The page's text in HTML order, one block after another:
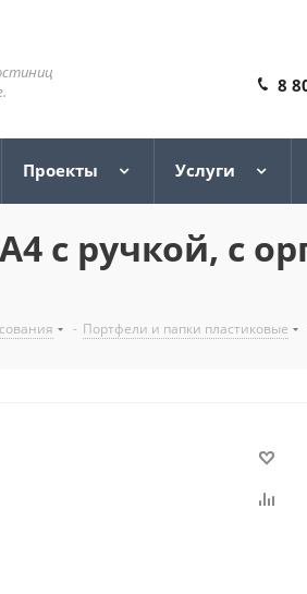
8
Проекты Услуги
с ручкой, с
- Портфели и папки пластиковые